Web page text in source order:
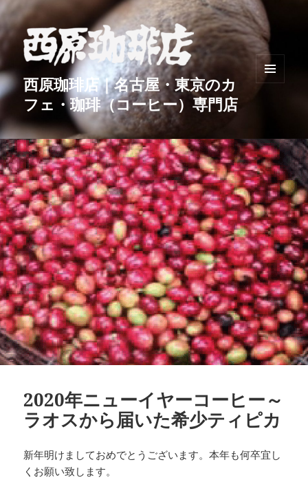
西原珈琲店｜名古屋・東京のカ
フェ・珈琲（コーヒー）専門店
メニュ
2020年ニューイヤーコーヒー～
ラオスから届いた希少ティピカ
新年明けましておめでとうございます。本年も何卒宜し
くお願い致します。